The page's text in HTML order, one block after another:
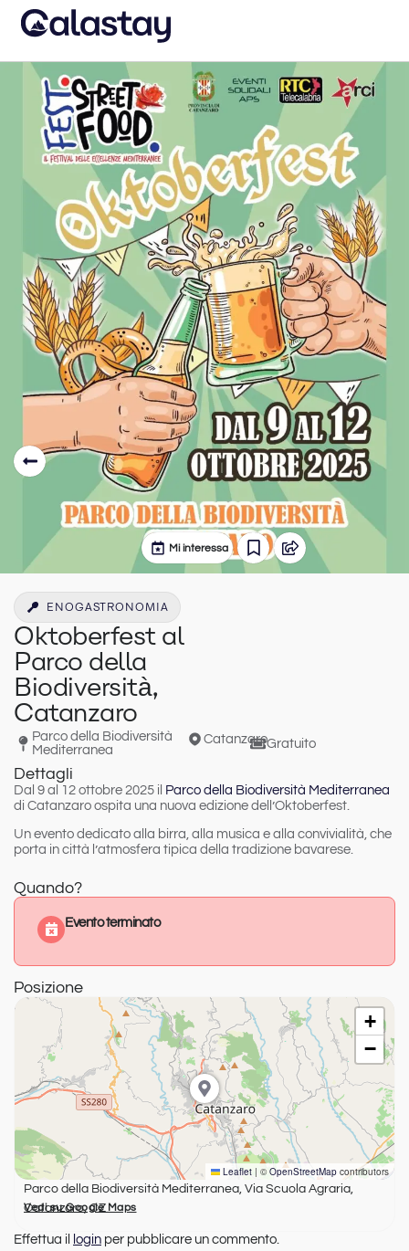
Mi interessa
ENOGASTRONOMIA
Oktoberfest al
Parco della
Biodiversità,
Catanzaro
Parco della Biodiversità
Mediterranea
CatanzaroGratuito
Dettagli
Dal 9 al 12 ottobre 2025 il Parco della Biodiversità Mediterranea
di Catanzaro ospita una nuova edizione dell’Oktoberfest.
Un evento dedicato alla birra, alla musica e alla convivialità, che
porta in città l’atmosfera tipica della tradizione bavarese.
Quando?
Evento terminato
Posizione
+
−
Leaflet | ©OpenStreetMap contributors
Parco della Biodiversità Mediterranea, Via Scuola Agraria,
Catanzaro, CZ
Vedi su Google Maps
Effettua il login per pubblicare un commento.